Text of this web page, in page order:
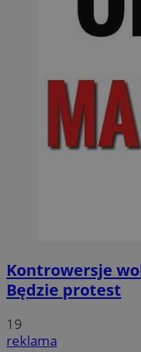
Kontrowersje
Będzie protest
19
reklama